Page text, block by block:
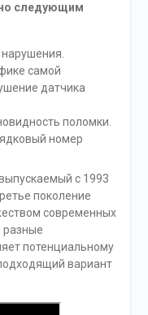
следующим
нарушения.
самой
датчика
поломки.
номер
с 1993
поколение
современных
разные
потенциальному
вариант